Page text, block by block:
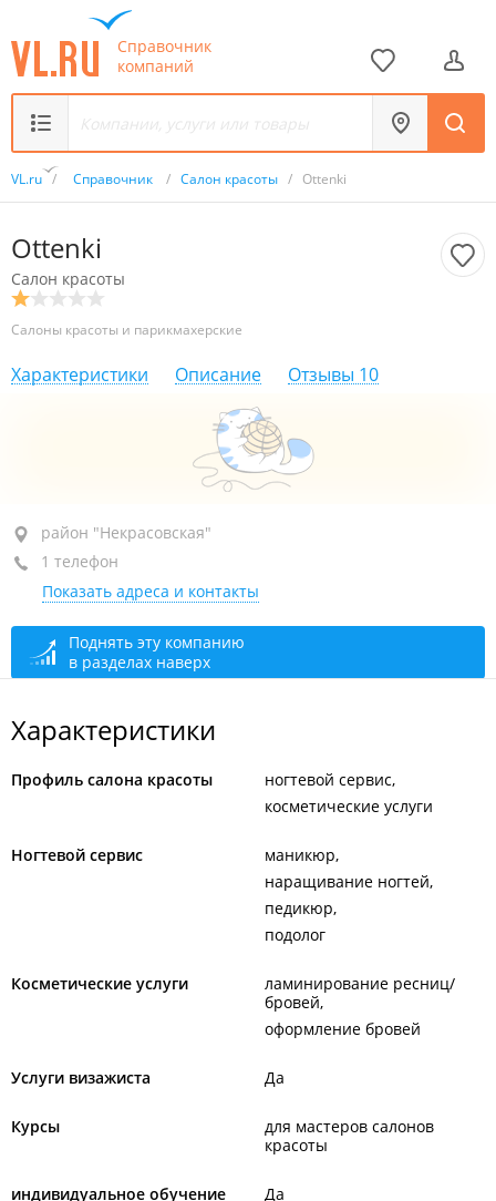
Справочник
компаний
VL.ru / Справочник / Салон красоты / Ottenki
Ottenki
Салон красоты
Салоны красоты и парикмахерские
Характеристики Описание Отзывы 10
район "Некрасовская", ул. Некрасовская, 48А
+7 902 074-00-04
сегодня закрыто
район "Некрасовская"
1 телефон
Показать адреса и контакты
Поднять эту компанию
в разделах наверх
Характеристики
Профиль салона красоты
ногтевой сервис
косметические услуги
Ногтевой сервис
маникюр
наращивание ногтей
педикюр
подолог
Косметические услуги
ламинирование ресниц/
бровей
оформление бровей
Услуги визажиста Да
Курсы
для мастеров салонов
красоты
индивидуальное обучение Да